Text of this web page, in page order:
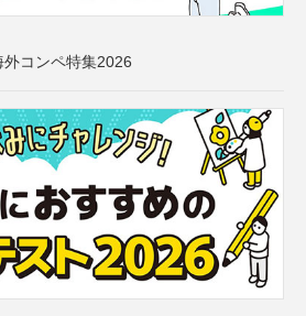
コンペ特集2026